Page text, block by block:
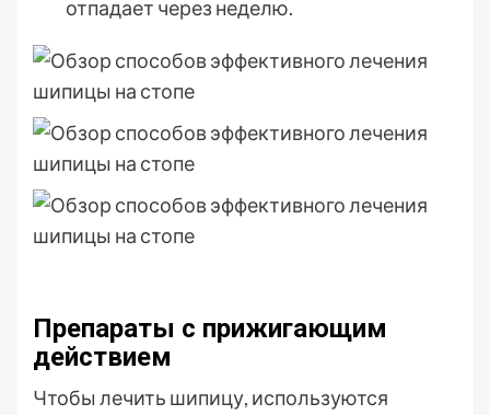
отпадает через неделю.
Препараты с прижигающим
действием
Чтобы лечить шипицу, используются